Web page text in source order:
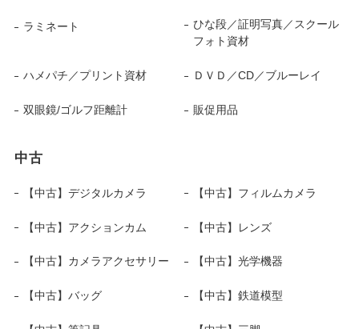
ラミネート
ひな段／証明写真／スクール
フォト資材
ハメパチ／プリント資材 ＤＶＤ／CD／ブルーレイ
双眼鏡/ゴルフ距離計 販促用品
中古
【中古】デジタルカメラ 【中古】フィルムカメラ
【中古】アクションカム 【中古】レンズ
【中古】カメラアクセサリー 【中古】光学機器
【中古】バッグ 【中古】鉄道模型